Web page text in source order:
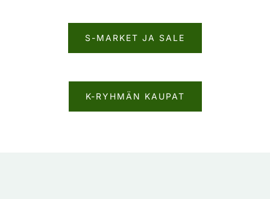
S-MARKET JA SALE
K-RYHMÄN KAUPAT